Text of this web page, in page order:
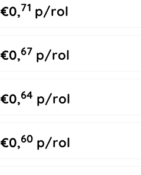
€0,71 p/rol
€0,67 p/rol
€0,64 p/rol
€0,60 p/rol